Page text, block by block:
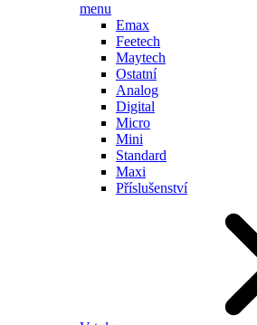
menu
Emax
Feetech
Maytech
Ostatní
Analog
Digital
Micro
Mini
Standard
Maxi
Příslušenství